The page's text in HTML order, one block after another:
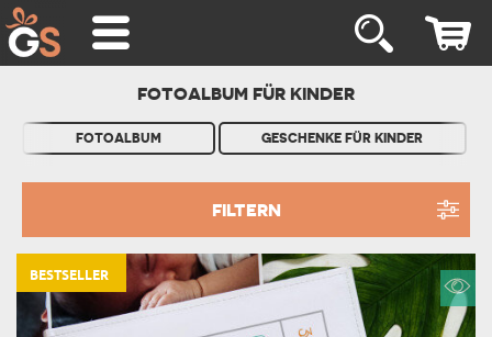
FOTOALBUM FÜR KINDER
FOTOALBUM GESCHENKE FÜR KINDER
FILTERN
BESTSELLER